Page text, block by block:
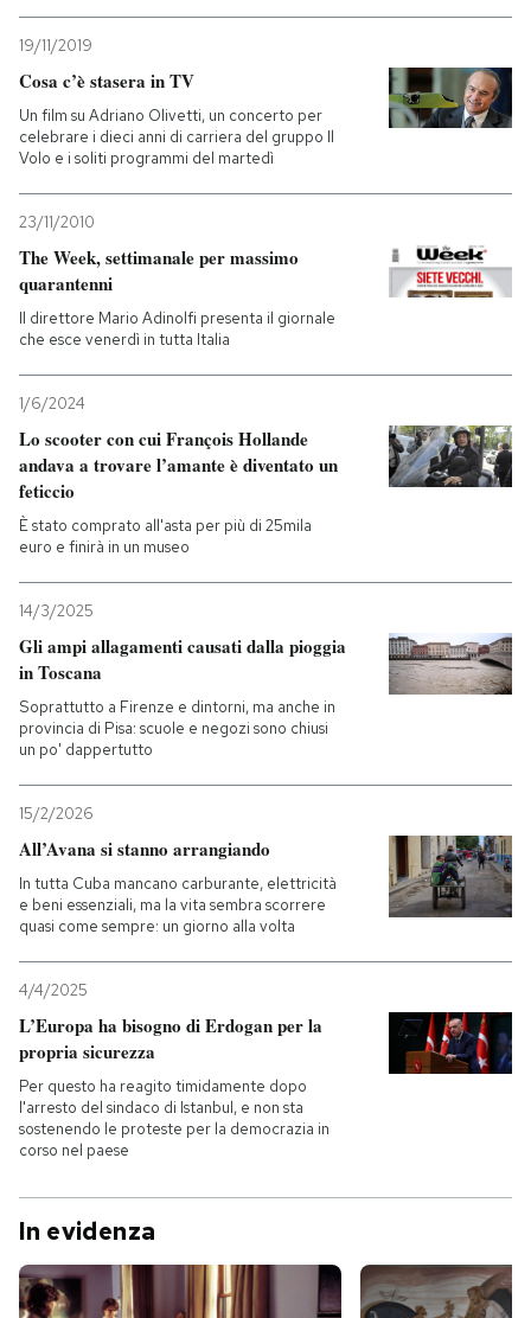
19/11/2019
Cosa c’è stasera in TV
Un film su Adriano Olivetti, un concerto per
celebrare i dieci anni di carriera del gruppo Il
Volo e i soliti programmi del martedì
23/11/2010
The Week, settimanale per massimo
quarantenni
Il direttore Mario Adinolfi presenta il giornale
che esce venerdì in tutta Italia
1/6/2024
Lo scooter con cui François Hollande
andava a trovare l’amante è diventato un
feticcio
È stato comprato all'asta per più di 25mila
euro e finirà in un museo
14/3/2025
Gli ampi allagamenti causati dalla pioggia
in Toscana
Soprattutto a Firenze e dintorni, ma anche in
provincia di Pisa: scuole e negozi sono chiusi
un po' dappertutto
15/2/2026
All’Avana si stanno arrangiando
In tutta Cuba mancano carburante, elettricità
e beni essenziali, ma la vita sembra scorrere
quasi come sempre: un giorno alla volta
4/4/2025
L’Europa ha bisogno di Erdogan per la
propria sicurezza
Per questo ha reagito timidamente dopo
l'arresto del sindaco di Istanbul, e non sta
sostenendo le proteste per la democrazia in
corso nel paese
In evidenza